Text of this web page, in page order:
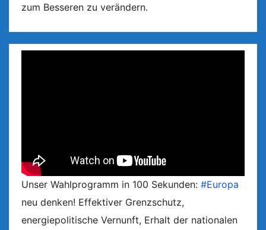
zum Besseren zu verändern.
Unser Wahlprogramm in 100 Sekunden: #Europa
neu denken! Effektiver Grenzschutz,
energiepolitische Vernunft, Erhalt der nationalen